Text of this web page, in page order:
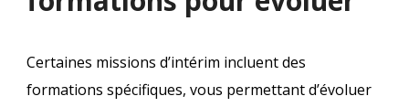
Certaines missions d’intérim incluent des
formations spécifiques, vous permettant d’évoluer